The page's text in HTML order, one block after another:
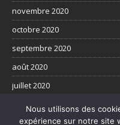
novembre 2020
octobre 2020
septembre 2020
août 2020
juillet 2020
juin 2020
mai 2020
Nous utilisons des
expérience sur notre site